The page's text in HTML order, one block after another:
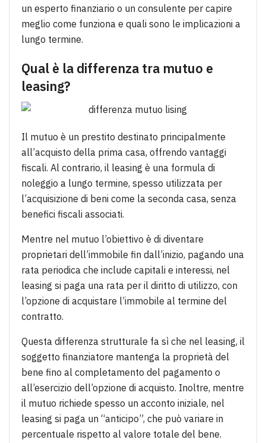
un esperto finanziario o un consulente per capire
meglio come funziona e quali sono le implicazioni a
lungo termine.
Qual è la differenza tra mutuo e
leasing?
Il mutuo è un prestito destinato principalmente
all’acquisto della prima casa, offrendo vantaggi
fiscali. Al contrario, il leasing è una formula di
noleggio a lungo termine, spesso utilizzata per
l’acquisizione di beni come la seconda casa, senza
benefici fiscali associati.
Mentre nel mutuo l’obiettivo è di diventare
proprietari dell’immobile fin dall’inizio, pagando una
rata periodica che include capitali e interessi, nel
leasing si paga una rata per il diritto di utilizzo, con
l’opzione di acquistare l’immobile al termine del
contratto.
Questa differenza strutturale fa sì che nel leasing, il
soggetto finanziatore mantenga la proprietà del
bene fino al completamento del pagamento o
all’esercizio dell’opzione di acquisto. Inoltre, mentre
il mutuo richiede spesso un acconto iniziale, nel
leasing si paga un “anticipo”, che può variare in
percentuale rispetto al valore totale del bene.